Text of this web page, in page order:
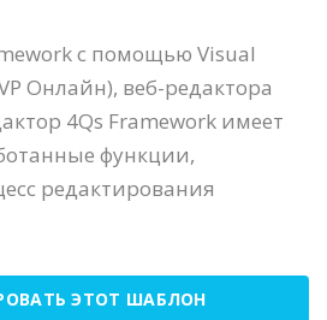
с помощью Visual
Онлайн), веб-редактора
4Qs Framework имеет
функции,
редактирования
ЭТОТ ШАБЛОН